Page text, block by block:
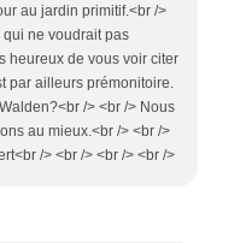
au jardin primitif.<br />
ne voudrait pas
heureux de vous voir citer
par ailleurs prémonitoire.
/> <br /> Nous
au mieux.<br /> <br />
/> <br /> <br /> <br />